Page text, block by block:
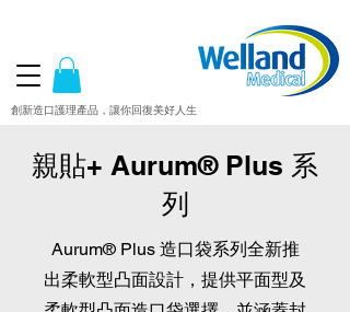
創新造口護理產品，讓你回復美好人生
親貼+ Aurum® Plus 系
列
Aurum® Plus 造口袋系列全新推
出柔軟型凸面設計，提供平面型及